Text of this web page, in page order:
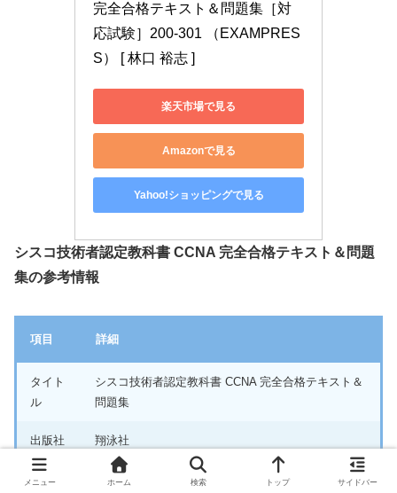
完全合格テキスト＆問題集［対
応試験］200-301 （EXAMPRES
S） [ 林口 裕志 ]
楽天市場で見る
Amazonで見る
Yahoo!ショッピングで見る
シスコ技術者認定教科書 CCNA 完全合格テキスト＆問題
集の参考情報
項目 詳細
タイト
ル
シスコ技術者認定教科書 CCNA 完全合格テキスト＆
問題集
出版社 翔泳社
発売日 2020年6月24日
メニュー ホーム 検索 トップ サイドバー